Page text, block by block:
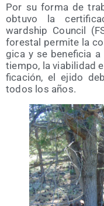
Por su for­ma de
obtu­vo la
wardship Coun­cil
fores­tal per­mi­te la
gi­ca y se bene­fi­cia
tiem­po, la via­bi­li­dad
fi­ca­ción, el eji­do
todos los años.